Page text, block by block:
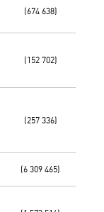
(674 638)
(152 702)
(257 336)
(6 309 465)